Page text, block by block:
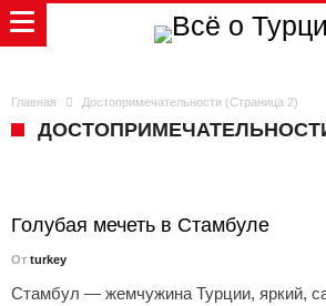
Главная Достопримечательности (Страница 2)
Голубая мечеть в Стамбуле
От turkey
Стамбул — жемчужина Турции, яркий,